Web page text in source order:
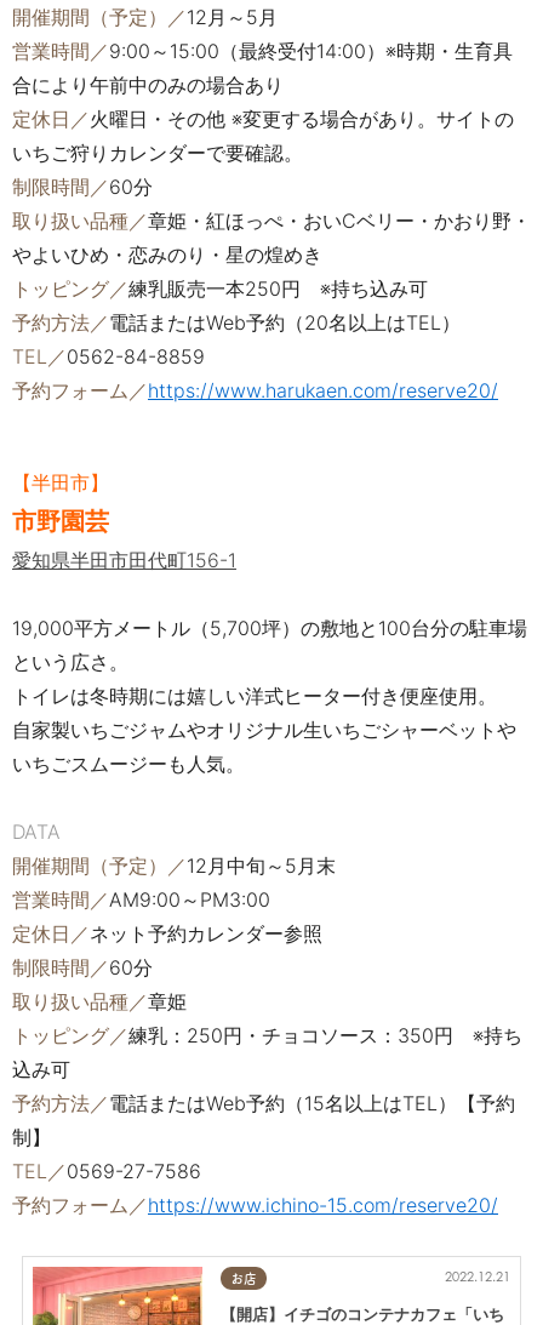
開催期間（予定）／12月～5月
営業時間／9:00～15:00（最終受付14:00）※時期・生育具
合により午前中のみの場合あり
定休日／火曜日・その他 ※変更する場合があり。サイトの
いちご狩りカレンダーで要確認。
制限時間／60分
取り扱い品種／章姫・紅ほっぺ・おいCベリー・かおり野・
やよいひめ・恋みのり・星の煌めき
トッピング／練乳販売一本250円 ※持ち込み可
予約方法／電話またはWeb予約（20名以上はTEL）
TEL／0562-84-8859
予約フォーム／https://www.harukaen.com/reserve20/
【半田市】
市野園芸
愛知県半田市田代町156-1
19,000平方メートル（5,700坪）の敷地と100台分の駐車場
という広さ。
トイレは冬時期には嬉しい洋式ヒーター付き便座使用。
自家製いちごジャムやオリジナル生いちごシャーベットや
いちごスムージーも人気。
DATA
開催期間（予定）／12月中旬～5月末
営業時間／AM9:00～PM3:00
定休日／ネット予約カレンダー参照
制限時間／60分
取り扱い品種／章姫
トッピング／練乳：250円・チョコソース：350円 ※持ち
込み可
予約方法／電話またはWeb予約（15名以上はTEL）【予約
制】
TEL／0569-27-7586
予約フォーム／https://www.ichino-15.com/reserve20/
お店 2022.12.21
【開店】イチゴのコンテナカフェ「いち